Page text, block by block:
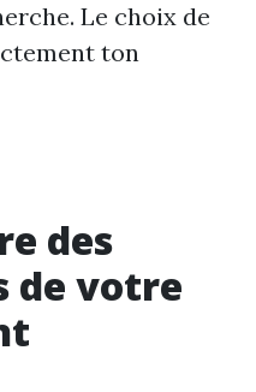
Le choix de
ton
des
de votre